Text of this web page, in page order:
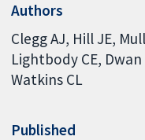
Authors
Clegg AJ Hill JE
Lightbody CE Dwan
Watkins CL
Published